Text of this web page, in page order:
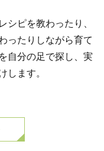
シピを教わったり、
ったりしながら育て
自分の足で探し、実
します。